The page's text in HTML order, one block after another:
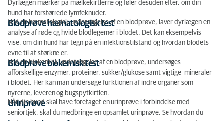
Dyrlægen mærker på mælkekirtlerne og føler desuden efter, om din
hund har forstørrede lymfeknuder.
Blodprøve hæmatologisk test
Ved en hæmatologisk undersøgelse af en blodprøve, laver dyrlægen en
analyse af røde og hvide blodlegemer i blodet. Det kan eksempelvis
vise, om din hund har tegn på en infektionstilstand og hvordan blodets
evne til at størkne er.
Blodprøve biokemisk test
Ved en biokemisk undersøgelse af en blodprøve, undersøges
afforskellige enzymer, proteiner, sukker/glukose samt vigtige mineraler
i blodet. Her kan man undersøge funktionen af indre organer som
nyrerne, leveren og bugspytkirtlen.
Urinprøve
Når din hund skal have foretaget en urinprøve i forbindelse med
seniortjek, skal du medbringe en opsamlet urinprøve. Se hvordan du